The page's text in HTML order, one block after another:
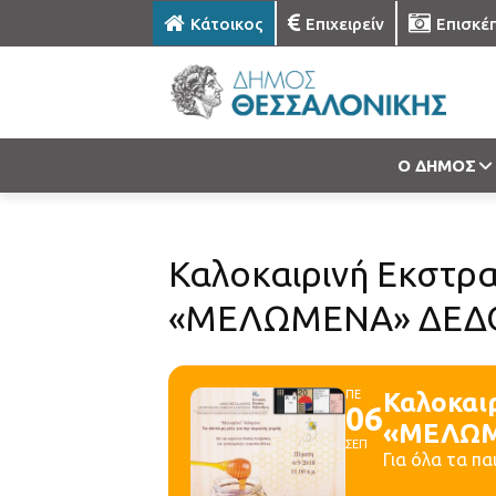
Κάτοικος Επιχειρείν
Ο ΔΗΜΟΣ
Καλοκαιρινή
«ΜΕΛΩΜΕΝΑ»
ΠΕ
06
ΣΕΠ
Για όλα τα